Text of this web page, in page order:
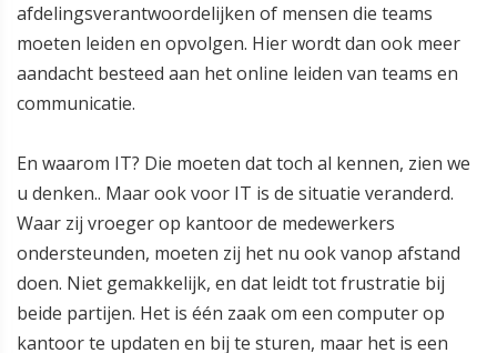
afdelingsverantwoordelijken of mensen die teams
moeten leiden en opvolgen. Hier wordt dan ook meer
aandacht besteed aan het online leiden van teams en
communicatie.
En waarom IT? Die moeten dat toch al kennen, zien we
u denken.. Maar ook voor IT is de situatie veranderd.
Waar zij vroeger op kantoor de medewerkers
ondersteunden, moeten zij het nu ook vanop afstand
doen. Niet gemakkelijk, en dat leidt tot frustratie bij
beide partijen. Het is één zaak om een computer op
kantoor te updaten en bij te sturen, maar het is een